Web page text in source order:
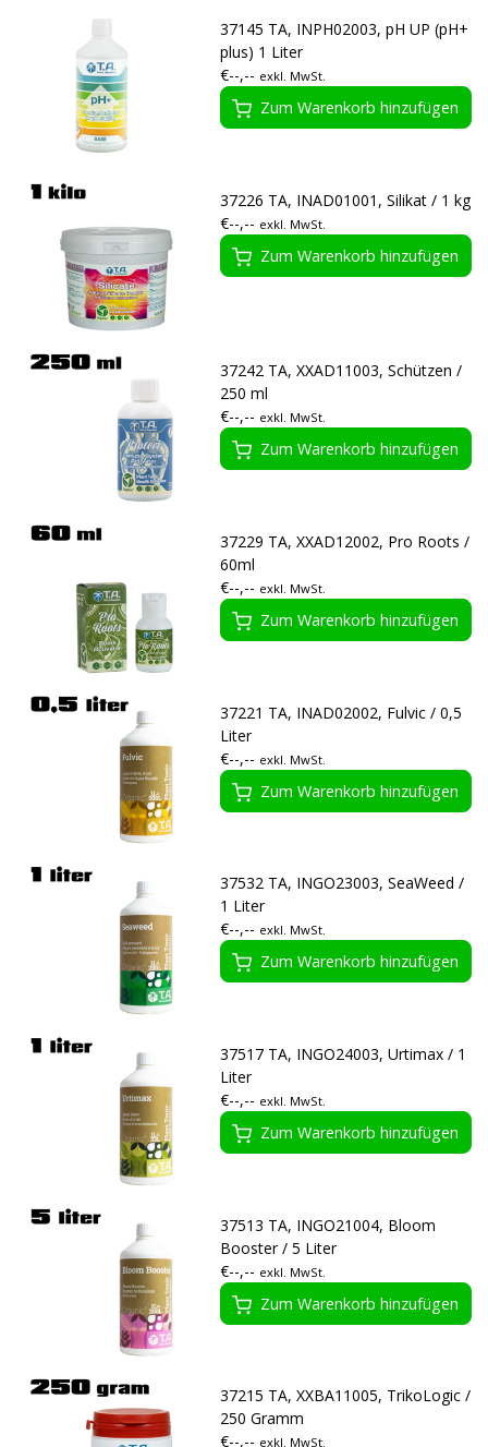
37145 TA, INPH02003, pH UP (pH+
plus) 1 Liter
€--,-- exkl. MwSt.
Zum Warenkorb hinzufügen
37226 TA, INAD01001, Silikat / 1 kg
€--,-- exkl. MwSt.
Zum Warenkorb hinzufügen
37242 TA, XXAD11003, Schützen /
250 ml
€--,-- exkl. MwSt.
Zum Warenkorb hinzufügen
37229 TA, XXAD12002, Pro Roots /
60ml
€--,-- exkl. MwSt.
Zum Warenkorb hinzufügen
37221 TA, INAD02002, Fulvic / 0,5
Liter
€--,-- exkl. MwSt.
Zum Warenkorb hinzufügen
37532 TA, INGO23003, SeaWeed /
1 Liter
€--,-- exkl. MwSt.
Zum Warenkorb hinzufügen
37517 TA, INGO24003, Urtimax / 1
Liter
€--,-- exkl. MwSt.
Zum Warenkorb hinzufügen
37513 TA, INGO21004, Bloom
Booster / 5 Liter
€--,-- exkl. MwSt.
Zum Warenkorb hinzufügen
37215 TA, XXBA11005, TrikoLogic /
250 Gramm
€--,-- exkl. MwSt.